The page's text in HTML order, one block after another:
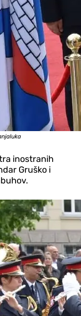
inostranih
Gruško i